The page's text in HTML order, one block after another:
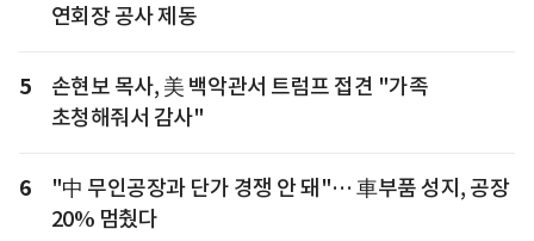
연회장 공사 제동
5
손현보 목사, 美 백악관서 트럼프 접견 "가족
초청해줘서 감사"
6
"中 무인공장과 단가 경쟁 안 돼"… 車부품 성지, 공장
20% 멈췄다